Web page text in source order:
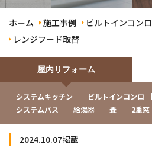
ホーム 施工事例 ビルトインコンロ
レンジフード取替
屋内リフォーム
システムキッチン ビルトインコンロ
システムバス
給湯器 畳 2重窓
2024.10.07掲載